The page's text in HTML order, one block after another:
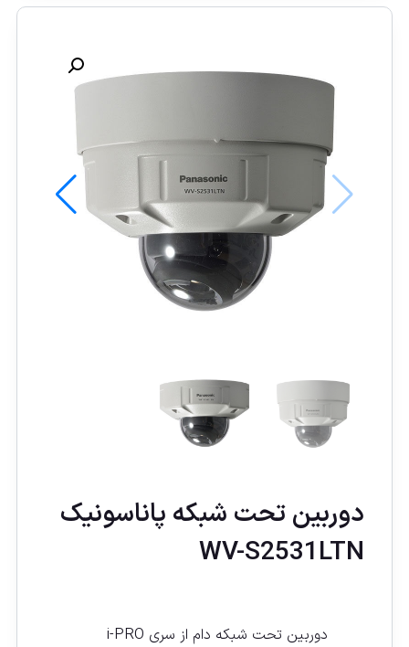
دوربین تحت شبكه پاناسونيک
WV-S2531LTN
دوربین تحت شبکه دام از سری i-PRO